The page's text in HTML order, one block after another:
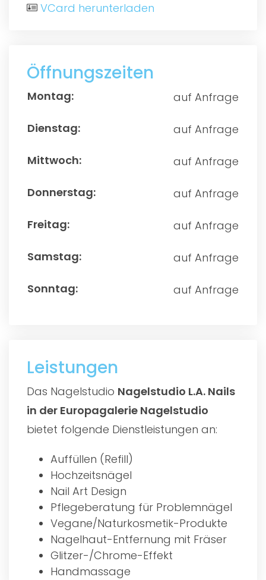
VCard herunterladen
Öffnungszeiten
auf Anfrage
auf Anfrage
auf Anfrage
auf Anfrage
auf Anfrage
auf Anfrage
auf Anfrage
Leistungen
Das Nagelstudio Nagelstudio L.A. Nails
in der Europagalerie Nagelstudio
bietet folgende Dienstleistungen an:
Auffüllen (Refill)
Hochzeitsnägel
Nail Art Design
Pflegeberatung für Problemnägel
Vegane/Naturkosmetik-Produkte
Nagelhaut-Entfernung mit Fräser
Glitzer-/Chrome-Effekt
Handmassage